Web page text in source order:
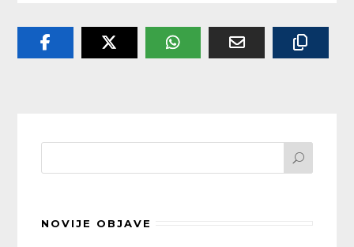
NOVIJE OBJAVE